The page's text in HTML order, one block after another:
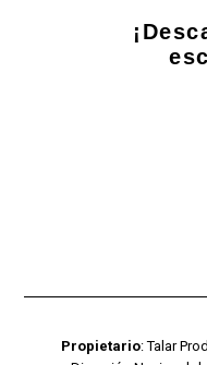
Propietario: Talar